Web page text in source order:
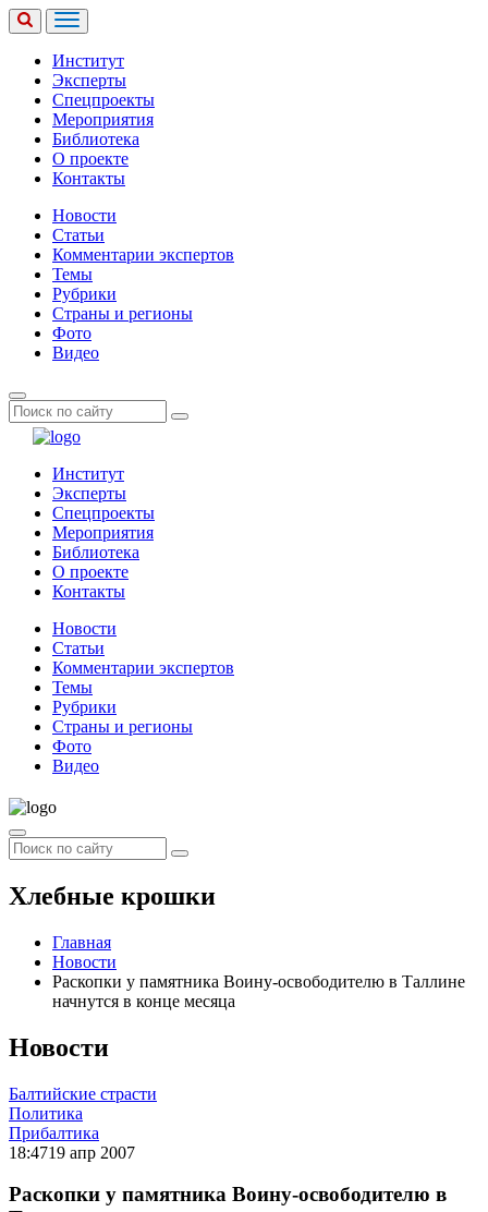
Институт
Эксперты
Спецпроекты
Мероприятия
Библиотека
О проекте
Контакты
Новости
Статьи
Комментарии экспертов
Темы
Рубрики
Страны и регионы
Фото
Видео
Институт
Эксперты
Спецпроекты
Мероприятия
Библиотека
О проекте
Контакты
Новости
Статьи
Комментарии экспертов
Темы
Рубрики
Страны и регионы
Фото
Видео
Хлебные крошки
Главная
Новости
Раскопки у памятника Воину-освободителю в Таллине
начнутся в конце месяца
Новости
Балтийские страсти
Политика
Прибалтика
18:4719 апр 2007
Раскопки у памятника Воину-освободителю в